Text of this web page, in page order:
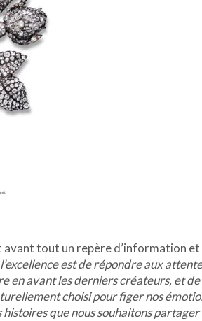
tout un repère d’information et
est de répondre aux
en avant les derniers créateurs, et
choisi pour figer nos
histoires que nous souhaitons